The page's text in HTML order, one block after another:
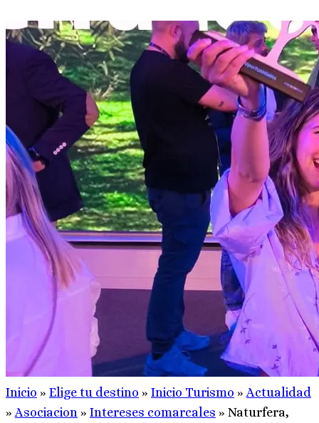
Inicio » Elige tu destino » Inicio Turismo » Actualidad
» Asociacion » Intereses comarcales » Naturfera,